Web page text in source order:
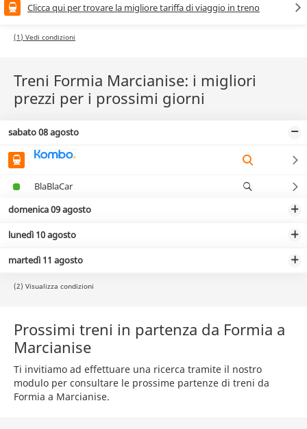
Clicca qui per trovare la migliore tariffa di viaggio in treno
(1) Vedi condizioni
Treni Formia Marcianise: i migliori
prezzi per i prossimi giorni
sabato 08 agosto
BlaBlaCar
domenica 09 agosto
lunedì 10 agosto
martedì 11 agosto
(2) Visualizza condizioni
Prossimi treni in partenza da Formia a
Marcianise
Ti invitiamo ad effettuare una ricerca tramite il nostro
modulo per consultare le prossime partenze di treni da
Formia a Marcianise.